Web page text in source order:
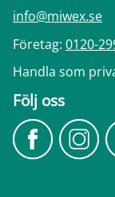
info@miwex.se
Företag: 0120-
Handla som
Följ oss